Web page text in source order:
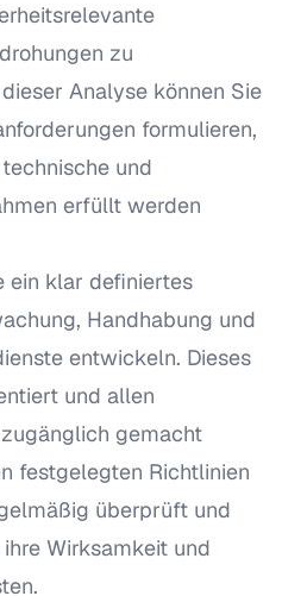
zu
Analyse können Sie
formulieren,
und
erfüllt werden
ein klar definiertes
Handhabung und
entwickeln. Dieses
und allen
gemacht
festgelegten Richtlinien
überprüft und
Wirksamkeit und